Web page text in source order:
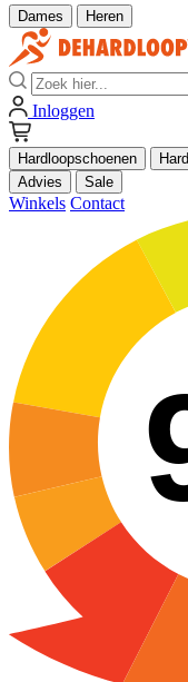
Dames Heren
Zoek
Inloggen
Hardloopschoenen
Advies
Sale
Winkels Contact